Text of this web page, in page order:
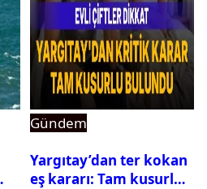
Gündem
Yargıtay’dan ter kokan
eş kararı: Tam kusurlu